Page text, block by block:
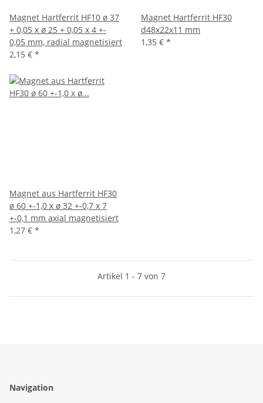
Magnet Hartferrit HF10 ø 37
+ 0,05 x ø 25 + 0,05 x 4 +-
0,05 mm, radial magnetisiert
2,15 € *
Magnet Hartferrit HF30
d48x22x11 mm
1,35 € *
Magnet aus Hartferrit HF30
ø 60 +-1,0 x ø 32 +-0,7 x 7
+-0,1 mm axial magnetisiert
1,27 € *
Artikel 1 - 7 von 7
Navigation